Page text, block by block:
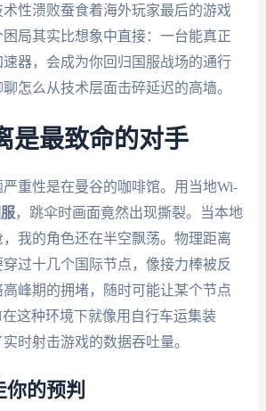
性溃败蚕食着海外玩家最后的游戏
局其实比想象中直接：一台能真正
器，会成为你回归国服战场的通行
怎么从技术层面击碎延迟的高墙。
是最致命的对手
重性是在曼谷的咖啡馆。用当地Wi-
，跳伞时画面竟然出现撕裂。当本地
我的角色还在半空飘荡。物理距离
过十几个国际节点，像接力棒被反
峰期的拥堵，随时可能让某个节点
这种环境下就像用自行车运集装
时射击游戏的数据吞吐量。
的预判